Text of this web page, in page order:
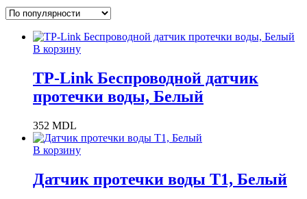
В корзину
TP-Link Беспроводной датчик
протечки воды, Белый
352 MDL
В корзину
Датчик протечки воды T1, Белый